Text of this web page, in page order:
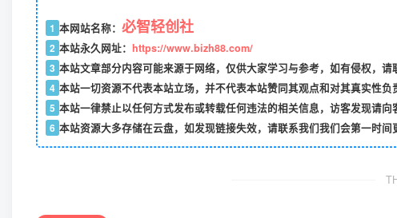
1 本网站名称： 必智轻创社
2 本站永久网址： https://www.bizh88.com/
3 本站文章部分内容可能来源于网络，仅供大家学习与参考，如有侵权，请
4 本站一切资源不代表本站立场，并不代表本站赞同其观点和对其真实性负
5 本站一律禁止以任何方式发布或转载任何违法的相关信息，访客发现请向
6 本站资源大多存储在云盘，如发现链接失效，请联系我们我们会第一时间